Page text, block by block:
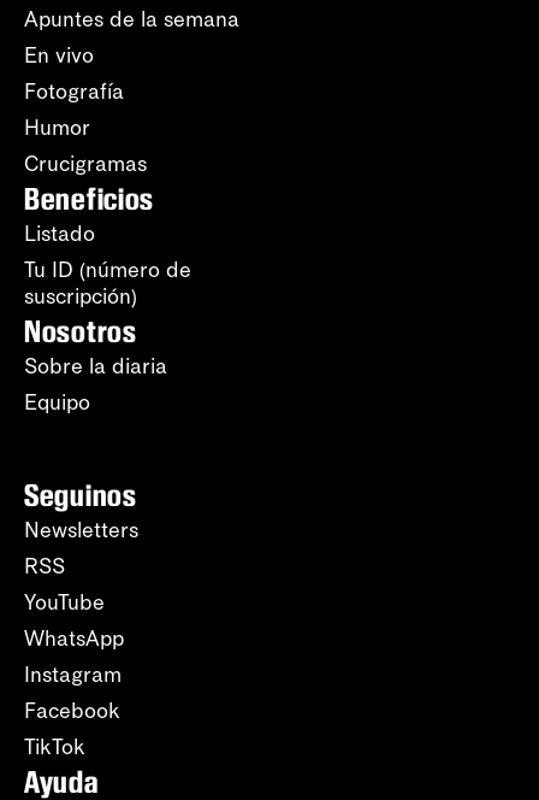
Apuntes de la semana
En vivo
Fotografía
Humor
Crucigramas
Beneficios
Listado
Tu ID (número de
suscripción)
Nosotros
Sobre la diaria
Equipo
Seguinos
Newsletters
RSS
YouTube
WhatsApp
Instagram
Facebook
TikTok
Ayuda